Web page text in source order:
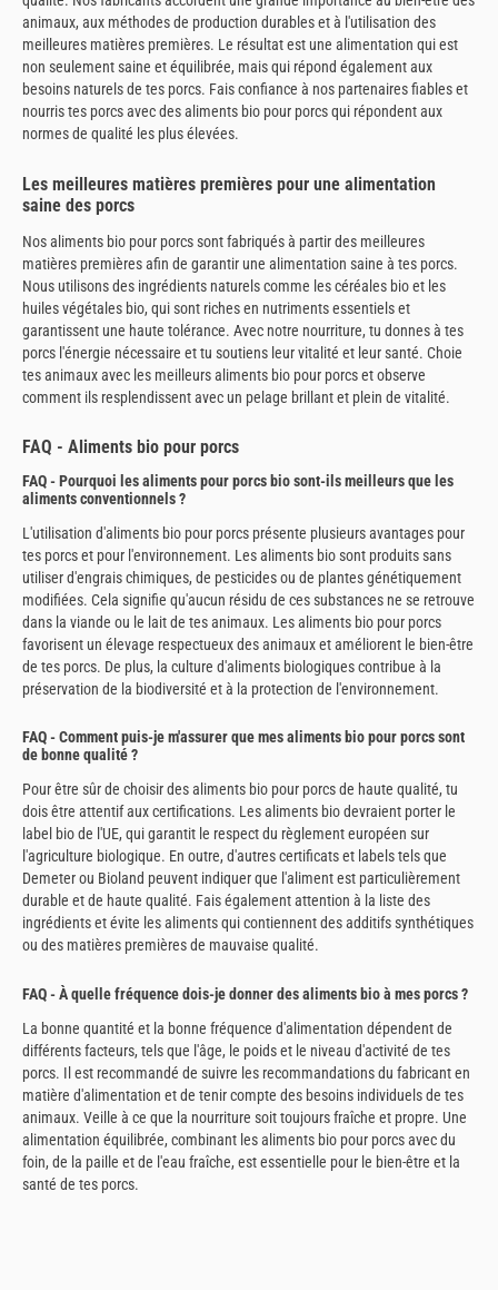
animaux, aux méthodes de production durables et à l'utilisation des
meilleures matières premières. Le résultat est une alimentation qui est
non seulement saine et équilibrée, mais qui répond également aux
besoins naturels de tes porcs. Fais confiance à nos partenaires fiables et
nourris tes porcs avec des aliments bio pour porcs qui répondent aux
normes de qualité les plus élevées.
Les meilleures matières premières pour une alimentation
saine des porcs
Nos aliments bio pour porcs sont fabriqués à partir des meilleures
matières premières afin de garantir une alimentation saine à tes porcs.
Nous utilisons des ingrédients naturels comme les céréales bio et les
huiles végétales bio, qui sont riches en nutriments essentiels et
garantissent une haute tolérance. Avec notre nourriture, tu donnes à tes
porcs l'énergie nécessaire et tu soutiens leur vitalité et leur santé. Choie
tes animaux avec les meilleurs aliments bio pour porcs et observe
comment ils resplendissent avec un pelage brillant et plein de vitalité.
FAQ - Aliments bio pour porcs
FAQ - Pourquoi les aliments pour porcs bio sont-ils meilleurs que les
aliments conventionnels ?
L'utilisation d'aliments bio pour porcs présente plusieurs avantages pour
tes porcs et pour l'environnement. Les aliments bio sont produits sans
utiliser d'engrais chimiques, de pesticides ou de plantes génétiquement
modifiées. Cela signifie qu'aucun résidu de ces substances ne se retrouve
dans la viande ou le lait de tes animaux. Les aliments bio pour porcs
favorisent un élevage respectueux des animaux et améliorent le bien-être
de tes porcs. De plus, la culture d'aliments biologiques contribue à la
préservation de la biodiversité et à la protection de l'environnement.
FAQ - Comment puis-je m'assurer que mes aliments bio pour porcs sont
de bonne qualité ?
Pour être sûr de choisir des aliments bio pour porcs de haute qualité, tu
dois être attentif aux certifications. Les aliments bio devraient porter le
label bio de l'UE, qui garantit le respect du règlement européen sur
l'agriculture biologique. En outre, d'autres certificats et labels tels que
Demeter ou Bioland peuvent indiquer que l'aliment est particulièrement
durable et de haute qualité. Fais également attention à la liste des
ingrédients et évite les aliments qui contiennent des additifs synthétiques
ou des matières premières de mauvaise qualité.
FAQ - À quelle fréquence dois-je donner des aliments bio à mes porcs ?
La bonne quantité et la bonne fréquence d'alimentation dépendent de
différents facteurs, tels que l'âge, le poids et le niveau d'activité de tes
porcs. Il est recommandé de suivre les recommandations du fabricant en
matière d'alimentation et de tenir compte des besoins individuels de tes
animaux. Veille à ce que la nourriture soit toujours fraîche et propre. Une
alimentation équilibrée, combinant les aliments bio pour porcs avec du
foin, de la paille et de l'eau fraîche, est essentielle pour le bien-être et la
santé de tes porcs.